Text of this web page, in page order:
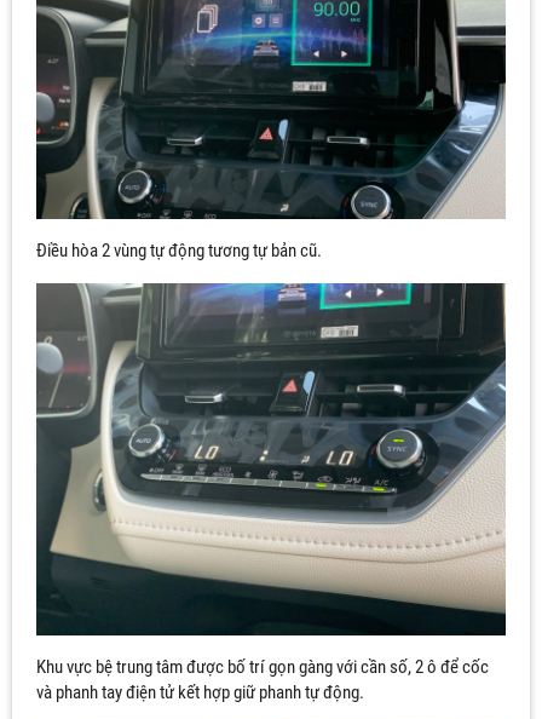
Điều hòa 2 vùng tự động tương tự bản cũ.
Khu vực bệ trung tâm được bố trí gọn gàng với cần số, 2 ô để cốc
và phanh tay điện tử kết hợp giữ phanh tự động.